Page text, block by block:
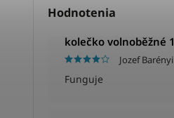
Hodnotenia
Jozef Barényi
Funguje